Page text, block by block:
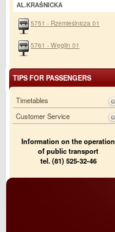
AL.KRAŚNICKA
5751 - Rzemieślnicza 01
5761 - Węglin 01
TIPS FOR PASSENGERS
Timetables
Customer Service
Information on the operation
of public transport
tel. (81) 525-32-46